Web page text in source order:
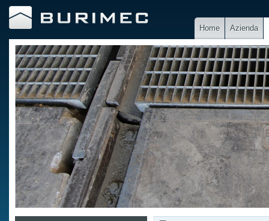
Home Azienda